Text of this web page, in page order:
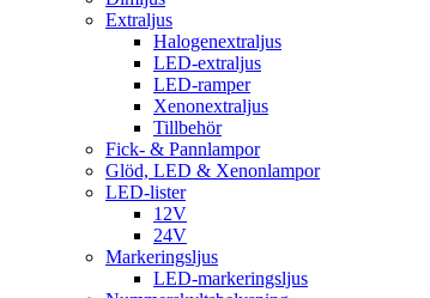
Extraljus
Halogenextraljus
LED-extraljus
LED-ramper
Xenonextraljus
Tillbehör
Fick- & Pannlampor
Glöd, LED & Xenonlampor
LED-lister
12V
24V
Markeringsljus
LED-markeringsljus